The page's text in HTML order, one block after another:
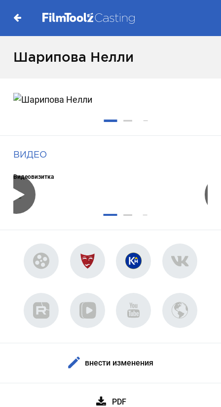
Шарипова Нелли
ВИДЕО
Видеовизитка
внести изменения
PDF